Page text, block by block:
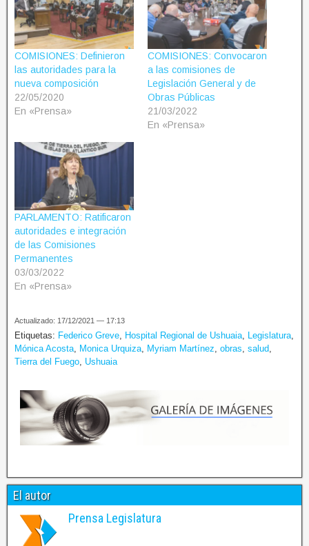
COMISIONES: Definieron
las autoridades para la
nueva composición
22/05/2020
En «Prensa»
COMISIONES: Convocaron
a las comisiones de
Legislación General y de
Obras Públicas
21/03/2022
En «Prensa»
PARLAMENTO: Ratificaron
autoridades e integración
de las Comisiones
Permanentes
03/03/2022
En «Prensa»
Actualizado: 17/12/2021 — 17:13
Etiquetas: Federico Greve Hospital Regional de Ushuaia Legislatura
Mónica Acosta Monica Urquiza Myriam Martínez obras salud
Tierra del Fuego Ushuaia
El autor
Prensa Legislatura